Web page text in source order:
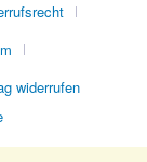
widerrufen